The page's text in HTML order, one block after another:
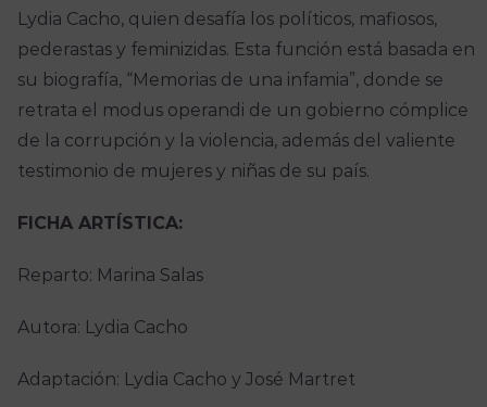
Lydia Cacho, quien desafía los políticos, mafiosos,
pederastas y feminizidas. Esta función está basada en
su biografía, “Memorias de una infamia”, donde se
retrata el modus operandi de un gobierno cómplice
de la corrupción y la violencia, además del valiente
testimonio de mujeres y niñas de su país.
FICHA ARTÍSTICA:
Reparto: Marina Salas
Autora: Lydia Cacho
Adaptación: Lydia Cacho y José Martret